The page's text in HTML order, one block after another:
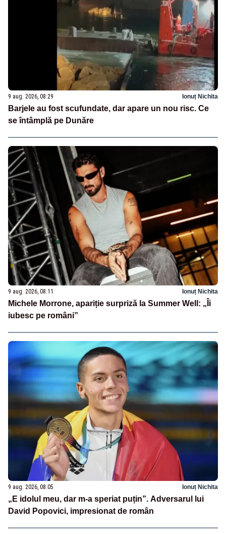
9 aug. 2026, 08:29 Ionuț Nichita
Barjele au fost scufundate, dar apare un nou risc. Ce
se întâmplă pe Dunăre
9 aug. 2026, 08:11 Ionuț Nichita
Michele Morrone, apariție surpriză la Summer Well: „Îi
iubesc pe români”
9 aug. 2026, 08:05 Ionuț Nichita
„E idolul meu, dar m-a speriat puțin”. Adversarul lui
David Popovici, impresionat de român